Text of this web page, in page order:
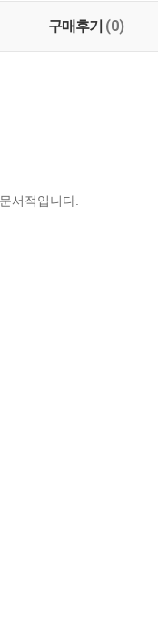
구매후기 (0)
서적입니다.